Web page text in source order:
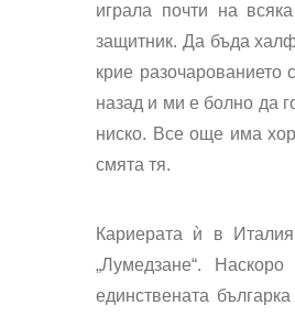
играла почти на
защитник. Да бъда
крие разочарованието
назад и ми е болно да
ниско. Все още има
смята тя.
Кариерата ѝ в
„Лумедзане“.
единствената